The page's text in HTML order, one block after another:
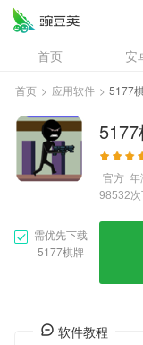
首页 安
资讯
问答
首页 > 应用软件 > 5177
官方 年
98532
需优先下载
5177棋牌
软件教程